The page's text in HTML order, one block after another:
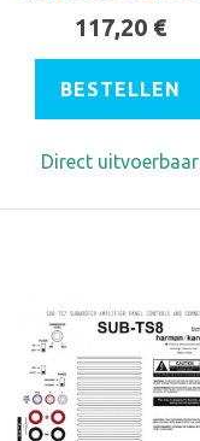
117,20 €
BESTELLEN
Direct uitvoerbaar